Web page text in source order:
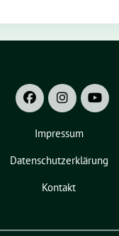
Impressum
Datenschutzerklärung
Kontakt